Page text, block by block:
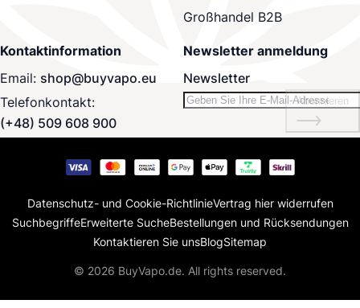
Großhandel B2B
Kontaktinformation
Email: shop@buyvapo.eu
Telefonkontakt:
(+48) 509 608 900
Newsletter anmeldung
Newsletter
Abonnieren
Datenschutz- und Cookie-RichtlinieVertrag hier widerrufen
SuchbegriffeErweiterte SucheBestellungen und Rücksendungen
Kontaktieren Sie unsBlogSitemap
© 2026 BuyVapo.de. All rights reserved.